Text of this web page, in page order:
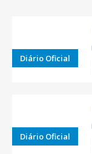
Diário Oficial
Diário Oficial